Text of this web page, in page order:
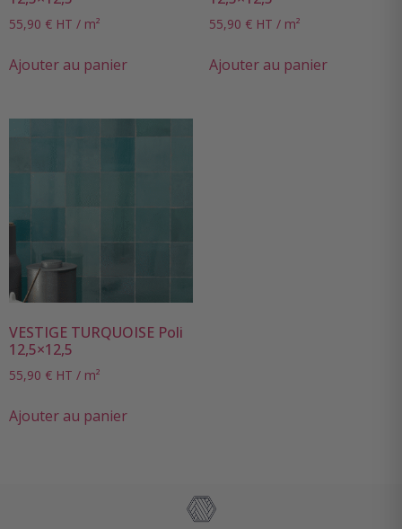
55,90 € HT / m²
Ajouter au panier
55,90 € HT / m²
Ajouter au panier
VESTIGE TURQUOISE Poli
12,5×12,5
55,90 € HT / m²
Ajouter au panier